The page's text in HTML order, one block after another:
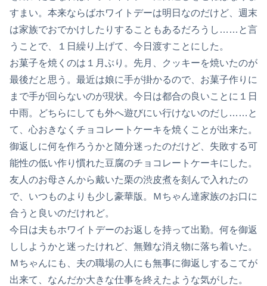
すまい。本来ならばホワイトデーは明日なのだけど、週末
は家族でおでかけしたりすることもあるだろうし……と言
うことで、１日繰り上げて、今日渡すことにした。
お菓子を焼くのは１月ぶり。先月、クッキーを焼いたのが
最後だと思う。最近は娘に手が掛かるので、お菓子作りに
まで手が回らないのが現状。今日は都合の良いことに１日
中雨。どちらにしても外へ遊びにい行けないのだし……と
て、心おきなくチョコレートケーキを焼くことが出来た。
御返しに何を作ろうかと随分迷ったのだけど、失敗する可
能性の低い作り慣れた豆腐のチョコレートケーキにした。
友人のお母さんから戴いた栗の渋皮煮を刻んで入れたの
で、いつものよりも少し豪華版。Ｍちゃん達家族のお口に
合うと良いのだけれど。
今日は夫もホワイトデーのお返しを持って出勤。何を御返
ししようかと迷ったけれど、無難な消え物に落ち着いた。
Ｍちゃんにも、夫の職場の人にも無事に御返しするこてが
出来て、なんだか大きな仕事を終えたような気がした。